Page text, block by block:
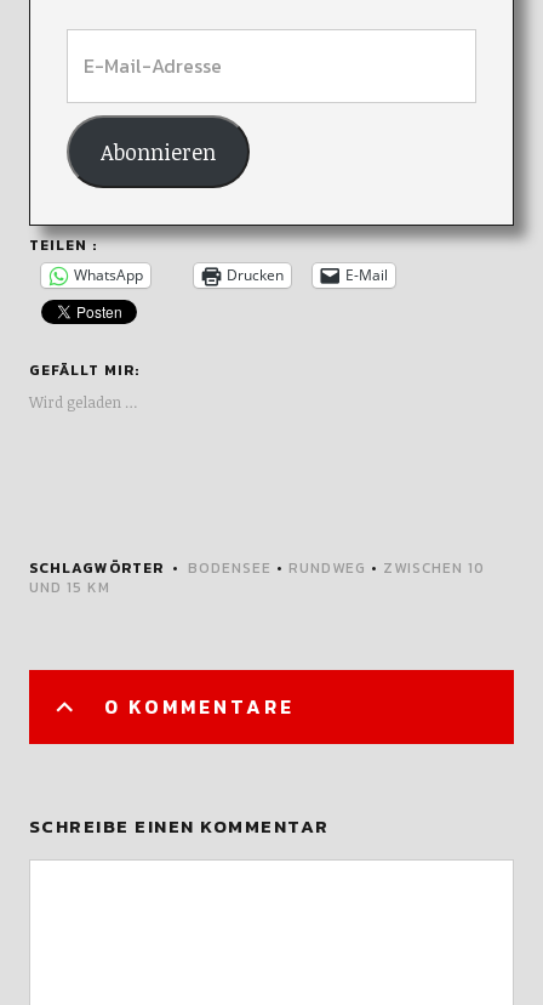
Abonnieren
TEILEN :
WhatsApp Drucken E-Mail
GEFÄLLT MIR:
Wird geladen …
SCHLAGWÖRTER BODENSEE • RUNDWEG • ZWISCHEN 10
UND 15 KM
0 KOMMENTARE
SCHREIBE EINEN KOMMENTAR